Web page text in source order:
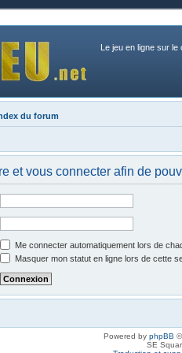
Le jeu en ligne sur le
du forum
et vous connecter afin de
Me connecter automatiquement lors de
Masquer mon statut en ligne lors de cette
Powered by phpBB
SE